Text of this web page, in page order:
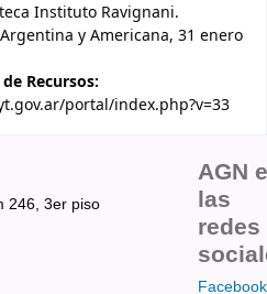
Instituto Ravignani.
y Americana, 31 enero
Recursos:
portal/index.php?v=33
246, 3er piso
AGN
las
redes
Facebook